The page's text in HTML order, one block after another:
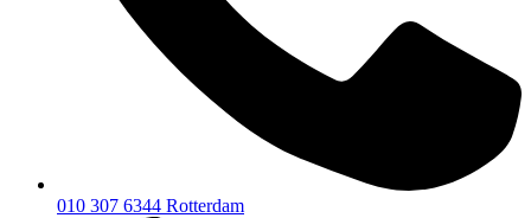
010 307 6344 Rotterdam